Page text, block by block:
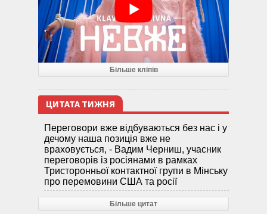
Більше кліпів
ЦИТАТА ТИЖНЯ
Переговори вже відбуваються без нас і у
дечому наша позиція вже не
враховується, - Вадим Черниш, учасник
переговорів із росіянами в рамках
Тристоронньої контактної групи в Мінську
про перемовини США та росії
Більше цитат